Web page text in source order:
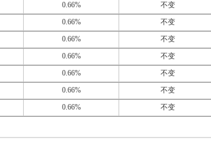
0.66% 不变
0.66% 不变
0.66% 不变
0.66% 不变
0.66% 不变
0.66% 不变
0.66% 不变